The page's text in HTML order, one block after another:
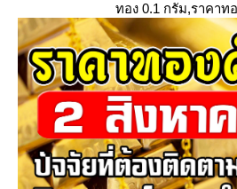
ทอง 0.1 กรัม,ราคาท